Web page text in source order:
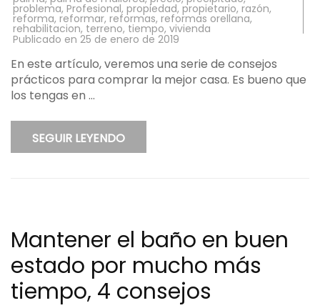
problema, Profesional, propiedad,propietario, razón,
reforma, reformar, reformas, reformas orellana,
rehabilitacion, terreno, tiempo, vivienda
Publicado en 25 de enero de 2019
En este artículo, veremos una serie de consejos
prácticos para comprar la mejor casa. Es bueno que
los tengas en …
SEGUIR LEYENDO
Mantener el baño en buen
estado por mucho más
tiempo, 4 consejos